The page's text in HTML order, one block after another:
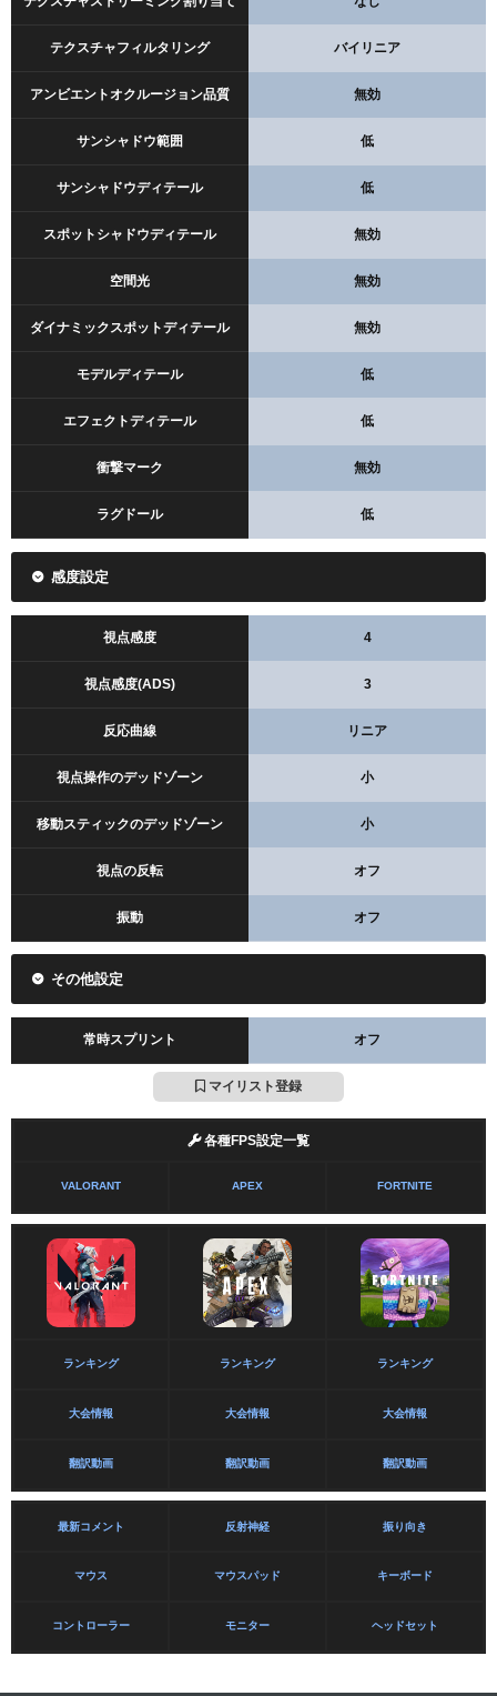
テクスチャフィルタリング バイリニア
アンビエントオクルージョン品質 無効
サンシャドウ範囲 低
サンシャドウディテール 低
スポットシャドウディテール 無効
空間光 無効
ダイナミックスポットディテール 無効
モデルディテール 低
エフェクトディテール 低
衝撃マーク 無効
ラグドール 低
感度設定
視点感度 4
視点感度(ADS) 3
反応曲線 リニア
視点操作のデッドゾーン 小
移動スティックのデッドゾーン 小
視点の反転 オフ
振動 オフ
その他設定
常時スプリント オフ
マイリスト登録
各種FPS設定一覧
VALORANT APEX FORTNITE
ランキング ランキング ランキング
大会情報 大会情報 大会情報
翻訳動画 翻訳動画 翻訳動画
最新コメント 反射神経 振り向き
マウス マウスパッド キーボード
コントローラー モニター ヘッドセット